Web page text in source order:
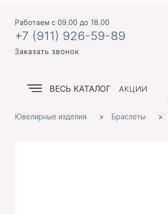
Работаем с 09.00 до 18.00
+7 (911) 926-59-89
Заказать звонок
ВЕСЬ КАТАЛОГ АКЦИИ
Ювелирные изделия Браслеты